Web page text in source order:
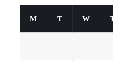
M T W